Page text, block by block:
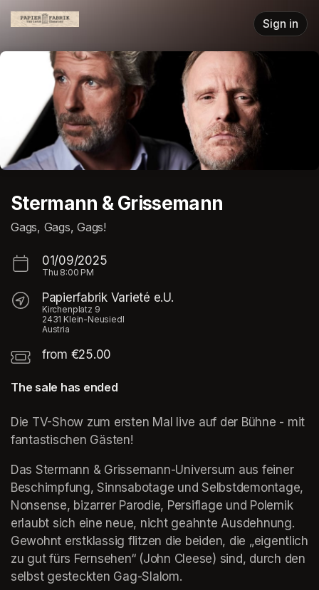
Skip header
Sign in
Stermann & Grissemann
Gags, Gags, Gags!
01/09/2025
Thu 8:00 PM
Papierfabrik Varieté e.U.
Kirchenplatz 9
2431 Klein-Neusiedl
Austria
from €25.00
The sale has ended
Die TV-Show zum ersten Mal live auf der Bühne - mit
fantastischen Gästen!
Das Stermann & Grissemann-Universum aus feiner
Beschimpfung, Sinnsabotage und Selbstdemontage,
Nonsense, bizarrer Parodie, Persiflage und Polemik
erlaubt sich eine neue, nicht geahnte Ausdehnung.
Gewohnt erstklassig flitzen die beiden, die „eigentlich
zu gut fürs Fernsehen“ (John Cleese) sind, durch den
selbst gesteckten Gag-Slalom.